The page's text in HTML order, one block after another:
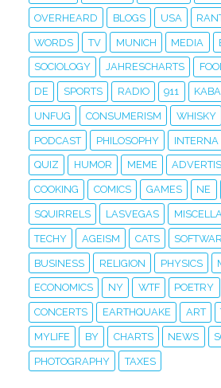
OVERHEARD BLOGS USA
WORDS TV MUNICH MEDIA
SOCIOLOGY JAHRESCHARTS
DE SPORTS RADIO 911
UNFUG CONSUMERISM WHISKY
PODCAST PHILOSOPHY INTERNA
QUIZ HUMOR MEME
COOKING COMICS GAMES NE
SQUIRRELS LASVEGAS
TECHY AGEISM CATS
BUSINESS RELIGION PHYSICS
ECONOMICS NY WTF POETRY
CONCERTS EARTHQUAKE ART
MYLIFE BY CHARTS NEWS
PHOTOGRAPHY TAXES